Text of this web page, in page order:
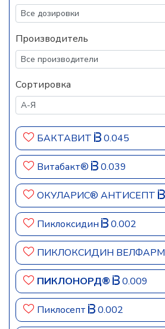
Производитель
Сортировка
БАКТАВИТ 0.045
Витабакт® 0.039
ОКУЛАРИС® АНТИСЕПТ
Пиклоксидин 0.002
ПИКЛОКСИДИН ВЕЛФАРМ
ПИКЛОНОРД® 0.009
Пиклосепт 0.002